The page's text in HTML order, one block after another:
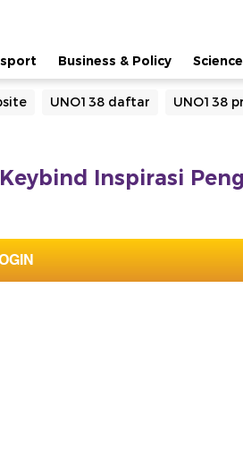
Business & Policy Science
UNO138 daftar UNO138
Keybind Inspirasi